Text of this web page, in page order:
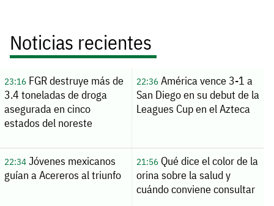
Noticias recientes
23:16FGR destruye más de
3.4 toneladas de droga
asegurada en cinco
estados del noreste
22:36América vence 3-1 a
San Diego en su debut de la
Leagues Cup en el Azteca
22:34Jóvenes mexicanos
guían a Acereros al triunfo
21:56Qué dice el color de la
orina sobre la salud y
cuándo conviene consultar